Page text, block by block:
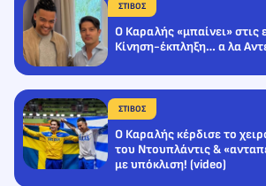
ΣΤΙΒΟΣ
Ο Καραλής «μπαίνει» στις
Κίνηση-έκπληξη… α λα
ΣΤΙΒΟΣ
Ο Καραλής κέρδισε το
του Ντουπλάντις &
με υπόκλιση! (video)